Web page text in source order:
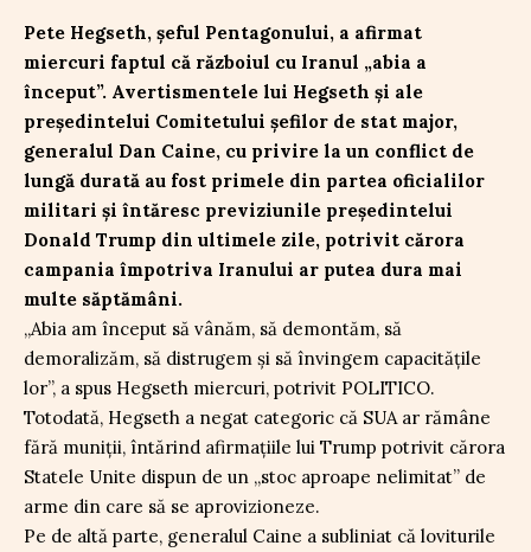
Pete Hegseth, șeful Pentagonului, a afirmat
miercuri faptul că războiul cu Iranul „abia a
început”. Avertismentele lui Hegseth și ale
președintelui Comitetului șefilor de stat major,
generalul Dan Caine, cu privire la un conflict de
lungă durată au fost primele din partea oficialilor
militari și întăresc previziunile președintelui
Donald Trump din ultimele zile, potrivit cărora
campania împotriva Iranului ar putea dura mai
multe săptămâni.
„Abia am început să vânăm, să demontăm, să
demoralizăm, să distrugem și să învingem capacitățile
lor”, a spus Hegseth miercuri, potrivit POLITICO.
Totodată, Hegseth a negat categoric că SUA ar rămâne
fără muniții, întărind afirmațiile lui Trump potrivit cărora
Statele Unite dispun de un „stoc aproape nelimitat” de
arme din care să se aprovizioneze.
Pe de altă parte, generalul Caine a subliniat că loviturile